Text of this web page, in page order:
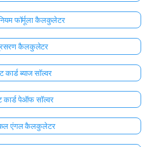
फॉर्मूला कैलकुलेटर
कैलकुलेटर
ब्याज सॉल्वर
कार्ड पेऑफ सॉल्वर
एंगल कैलकुलेटर